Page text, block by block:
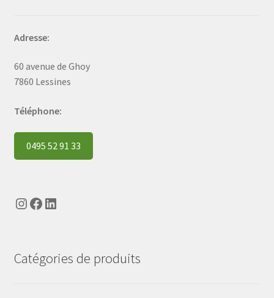
Adresse:
60 avenue de Ghoy
7860 Lessines
Téléphone:
0495 52 91 33
Instagram
Facebook
LinkedIn
Catégories de produits